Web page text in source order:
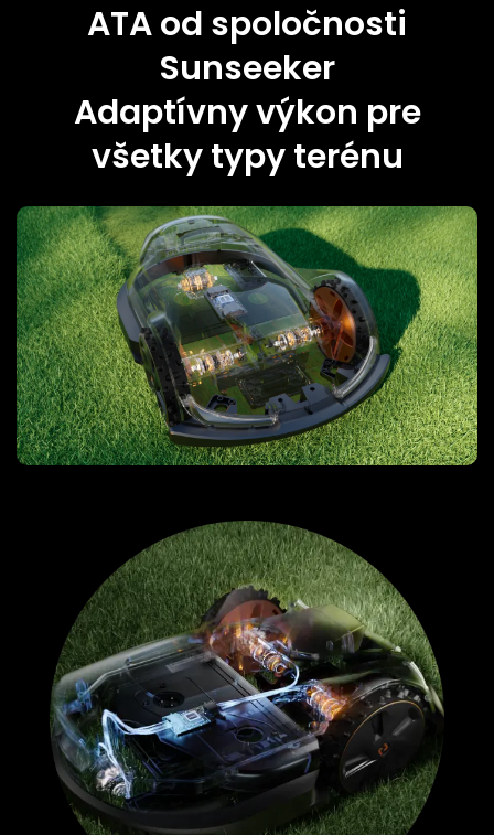
ATA od spoločnosti
Sunseeker
Adaptívny výkon pre
všetky typy terénu